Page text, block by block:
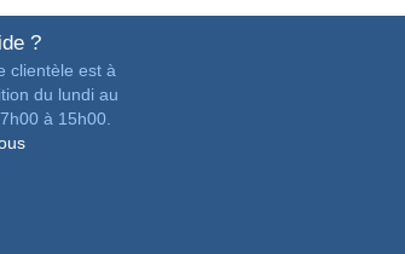
?
clientèle est à
du lundi au
à 15h00.